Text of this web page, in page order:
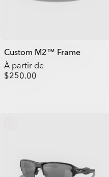
Custom M2™ Frame
À partir de
$250.00